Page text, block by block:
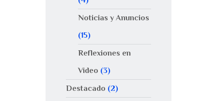
Noticias y Anuncios
(15)
Reflexiones en
Video (3)
Destacado (2)